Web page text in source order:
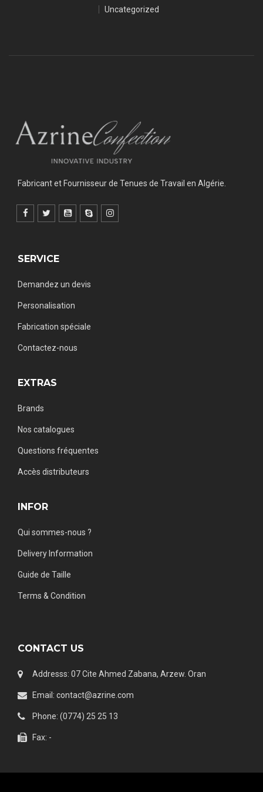
Uncategorized
Fabricant et Fournisseur de Tenues de Travail en Algérie.
SERVICE
Demandez un devis
Personalisation
Fabrication spéciale
Contactez-nous
EXTRAS
Brands
Nos catalogues
Questions fréquentes
Accès distributeurs
INFOR
Qui sommes-nous ?
Delivery Information
Guide de Taille
Terms & Condition
CONTACT US
Addresss: 07 Cite Ahmed Zabana, Arzew. Oran
Email: contact@azrine.com
Phone: (0774) 25 25 13
Fax: -